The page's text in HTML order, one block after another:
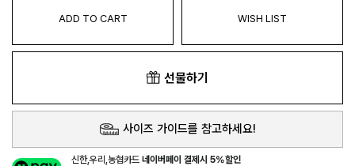
ADD TO CART WISH LIST
선물하기
사이즈 가이드를 참고하세요!
신한,우리,농협카드네이버페이 결제시 5%할인